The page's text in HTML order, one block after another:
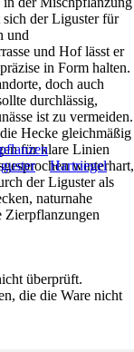
der Liguster für
und
und Hof lässt er
in Form halten.
doch auch
durchlässig,
ist zu vermeiden.
Hecke gleichmäßig
für klare Linien
winterhart,
der Liguster als
naturnahe
Zierpflanzungen
Hartriegel
überprüft.
die die Ware nicht